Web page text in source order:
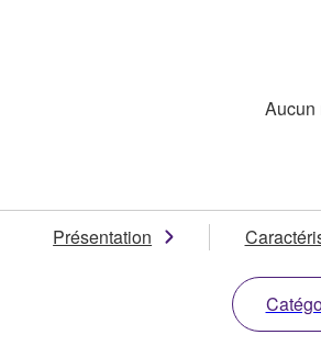
Aucun
Présentation